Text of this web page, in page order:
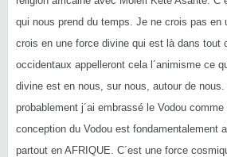
qui nous prend du temps. Je ne crois pas en
crois en une force divine qui est là dans tout
occidentaux appelleront cela l´animisme ce
divine est en nous, sur nous, autour de
probablement j´ai embrassé le Vodou
conception du Vodou est fondamentalement
partout en AFRIQUE. C´est une force